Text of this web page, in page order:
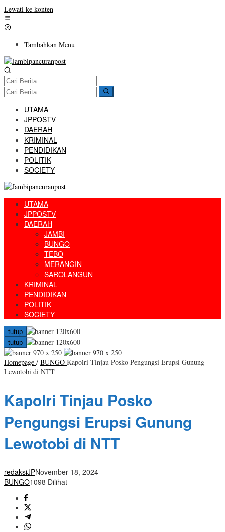
Lewati ke konten
Tambahkan Menu
UTAMA
JPPOSTV
DAERAH
KRIMINAL
PENDIDIKAN
POLITIK
SOCIETY
UTAMA
JPPOSTV
DAERAH
JAMBI
BUNGO
TEBO
MERANGIN
SAROLANGUN
KRIMINAL
PENDIDIKAN
POLITIK
SOCIETY
tutup
tutup
Homepage / BUNGO Kapolri Tinjau Posko Pengungsi Erupsi Gunung
Lewotobi di NTT
Kapolri Tinjau Posko
Pengungsi Erupsi Gunung
Lewotobi di NTT
redaksiJPNovember 18, 2024
BUNGO1098 Dilihat